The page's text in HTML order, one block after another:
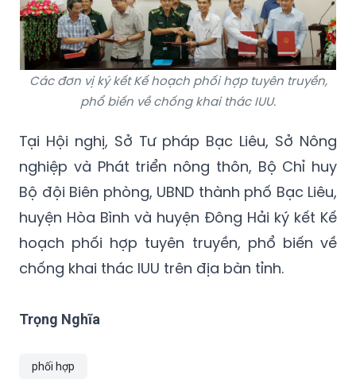
Các đơn vị ký kết Kế hoạch phối hợp tuyên truyền,
phổ biến về chống khai thác IUU.
Tại Hội nghị, Sở Tư pháp Bạc Liêu, Sở Nông
nghiệp và Phát triển nông thôn, Bộ Chỉ huy
Bộ đội Biên phòng, UBND thành phố Bạc Liêu,
huyện Hòa Bình và huyện Đông Hải ký kết Kế
hoạch phối hợp tuyên truyền, phổ biến về
chống khai thác IUU trên địa bàn tỉnh.
Trọng Nghĩa
phối hợp